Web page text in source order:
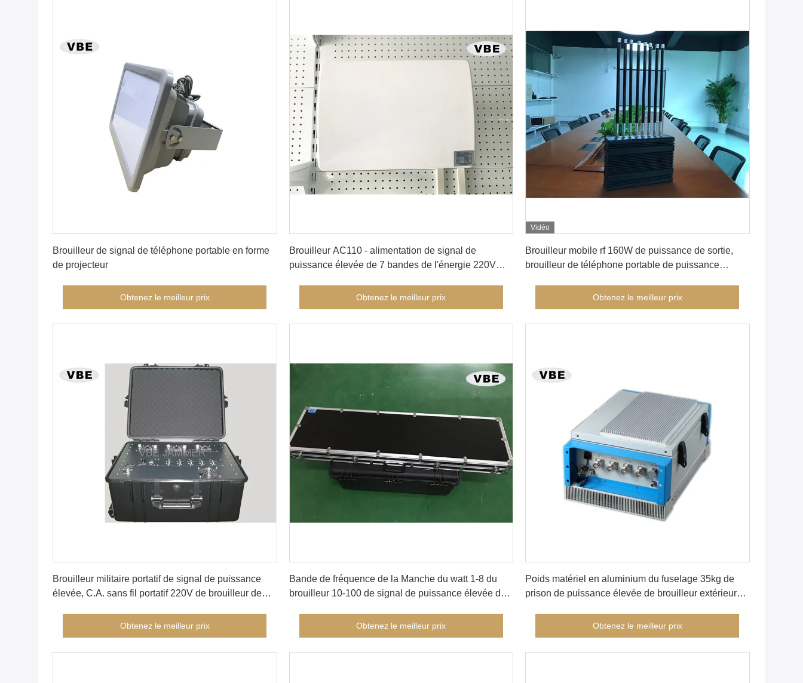
Brouilleur de signal de téléphone portable en forme
de projecteur
Obtenez le meilleur prix
Brouilleur AC110 - alimentation de signal de
puissance élevée de 7 bandes de l'énergie 220V
Obtenez le meilleur prix
Vidéo
Brouilleur mobile rf 160W de puissance de sortie,
brouilleur de téléphone portable de puissance
élevée de 8 bandes de signal
Obtenez le meilleur prix
Brouilleur militaire portatif de signal de puissance
élevée, C.A. sans fil portatif 220V de brouilleur de
Obtenez le meilleur prix
Bande de fréquence de la Manche du watt 1-8 du
brouilleur 10-100 de signal de puissance élevée de
Obtenez le meilleur prix
Poids matériel en aluminium du fuselage 35kg de
prison de puissance élevée de brouilleur extérieur
Obtenez le meilleur prix